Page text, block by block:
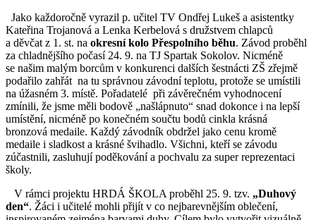
Jako každoročně vyrazil p. učitel TV Ondřej Lukeš a asistentky
Kateřina Trojanová a Lenka Kerbelová s družstvem chlapců
a děvčat z 1. st. na okresní kolo Přespolního běhu. Závod proběhl
za chladnějšího počasí 24. 9. na TJ Spartak Sokolov. Nicméně
se našim malým borcům v konkurenci dalších šestnácti ZŠ zřejmě
podařilo zahřát na tu správnou závodní teplotu, protože se umístili
na úžasném 3. místě. Pořadatelé při závěrečném vyhodnocení
zmínili, že jsme měli bodově „našlápnuto“ snad dokonce i na lepší
umístění, nicméně po konečném součtu bodů cinkla krásná
bronzová medaile. Každý závodník obdržel jako cenu kromě
medaile i sladkost a krásné švihadlo. Všichni, kteří se závodu
zúčastnili, zasluhují poděkování a pochvalu za super reprezentaci
školy.
V rámci projektu HRDÁ ŠKOLA proběhl 25. 9. tzv. „Duhový
den“. Žáci i učitelé mohli přijít v co nejbarevnějším oblečení,